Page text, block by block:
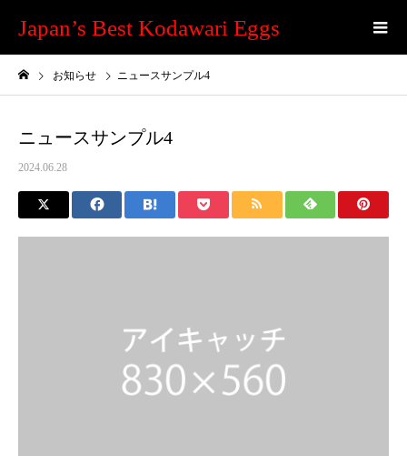
Japan’s Best Kodawari Eggs
お知らせ ニュースサンプル4
ニュースサンプル4
2024.06.28